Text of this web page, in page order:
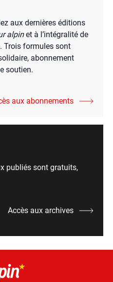
aux dernières éditions
alpinet à l’intégralité de
Trois formules sont
abonnement
soutien.
aux abonnements
publiés sont gratuits,
Accès aux archives